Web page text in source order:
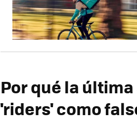
Por qué la
'riders' como